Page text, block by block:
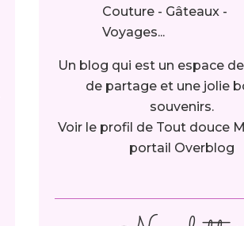
Un blog qui est un espace
de partage et une jolie
souvenirs.
Voir le profil de Tout douce
portail Overblog